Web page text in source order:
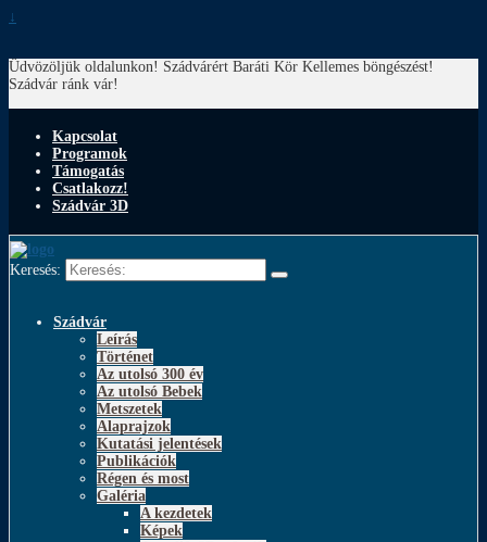
↓
Üdvözöljük oldalunkon! Szádvárért Baráti Kör Kellemes böngészést!
Szádvár ránk vár!
Kapcsolat
Programok
Támogatás
Csatlakozz!
Szádvár 3D
Keresés:
Szádvár
Leírás
Történet
Az utolsó 300 év
Az utolsó Bebek
Metszetek
Alaprajzok
Kutatási jelentések
Publikációk
Régen és most
Galéria
A kezdetek
Képek